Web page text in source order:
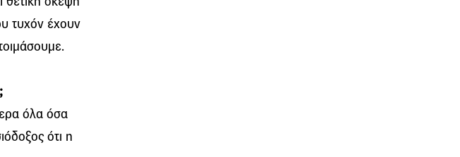
τυχόν έχουν
όλα όσα
ότι η